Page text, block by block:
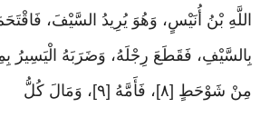
اللَّهِ بْنُ أُنَيْسٍ، وَهُوَ يُرِيدُ السَّيْفَ،
مِنْ شَوْحَطٍ [٨]، فَأَمَّهُ [٩]، وَمَالَ كُلُّ